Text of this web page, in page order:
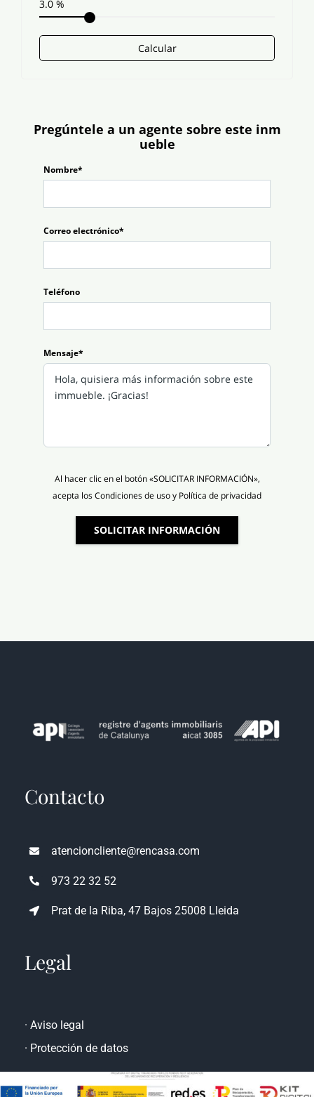
Calcular
Pregúntele a un agente sobre este inm
ueble
Nombre*
Correo electrónico*
Teléfono
Mensaje*
Al hacer clic en el botón «SOLICITAR INFORMACIÓN»,
acepta los Condiciones de uso y Política de privacidad
SOLICITAR INFORMACIÓN
Contacto
atencioncliente@rencasa.com
973 22 32 52
Prat de la Riba, 47 Bajos 25008 Lleida
Legal
· Aviso legal
· Protección de datos